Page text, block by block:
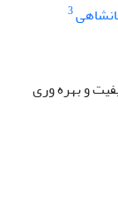
3
و بهره وری